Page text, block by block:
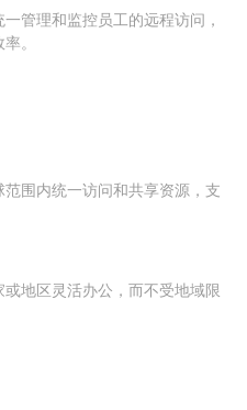
管理和监控员工的远程访问，
。
围内统一访问和共享资源，支
地区灵活办公，而不受地域限